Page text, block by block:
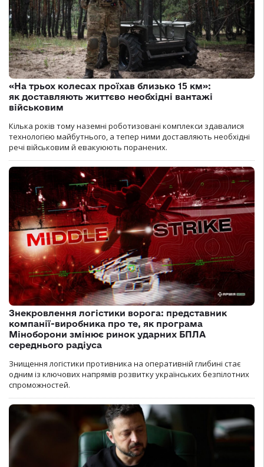
«На трьох колесах проїхав близько 15 км»:
як доставляють життєво необхідні вантажі
військовим
Кілька років тому наземні роботизовані комплекси здавалися
технологією майбутнього, а тепер ними доставляють необхідні
речі військовим й евакуюють поранених.
Знекровлення логістики ворога: представник
компанії-виробника про те, як програма
Міноборони змінює ринок ударних БПЛА
середнього радіуса
Знищення логістики противника на оперативній глибині стає
одним із ключових напрямів розвитку українських безпілотних
спроможностей.